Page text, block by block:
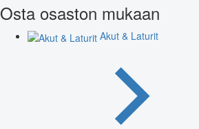
Osta osaston mukaan
Akut & Laturit